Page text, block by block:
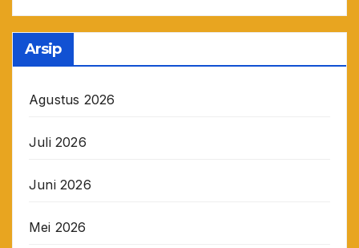
Arsip
Agustus 2026
Juli 2026
Juni 2026
Mei 2026